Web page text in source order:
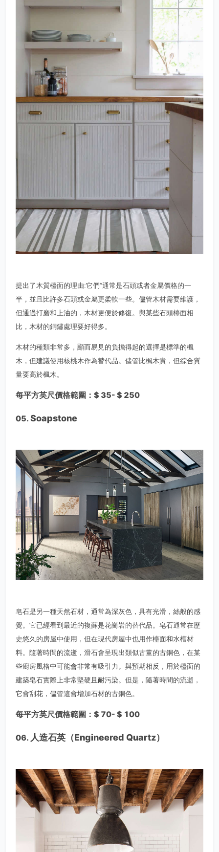
提出了木質檯面的理由:它們“通常是石頭或者金屬價格的一
半，並且比許多石頭或金屬更柔軟一些。儘管木材需要維護，
但通過打磨和上油的，木材更便於修復。與某些石頭檯面相
比，木材的銅鏽處理要好得多。
木材的種類非常多，顯而易見的負擔得起的選擇是標準的楓
木，但建議使用核桃木作為替代品。儘管比楓木貴，但綜合質
量要高於楓木。
每平方英尺價格範圍：$ 35- $ 250
05. Soapstone
皂石是另一種天然石材，通常為深灰色，具有光滑，絲般的感
覺。它已經看到最近的複蘇是花崗岩的替代品。皂石通常在歷
史悠久的房屋中使用，但在現代房屋中也用作檯面和水槽材
料。隨著時間的流逝，滑石會呈現出類似古董的古銅色，在某
些廚房風格中可能會非常有吸引力。與預期相反，用於檯面的
建築皂石實際上非常堅硬且耐污染。但是，隨著時間的流逝，
它會刮花，儘管這會增加石材的古銅色。
每平方英尺價格範圍：$ 70- $ 100
06. 人造石英（Engineered Quartz）